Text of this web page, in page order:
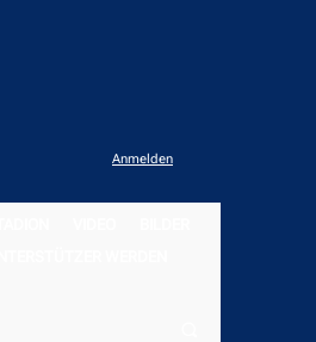
Anmelden